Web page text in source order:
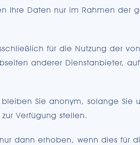
Ihre Daten nur im Rahmen der
für die Nutzung der
anderer Dienstanbieter,
Sie anonym, solange Sie
Verfügung stellen.
dann erhoben, wenn dies für